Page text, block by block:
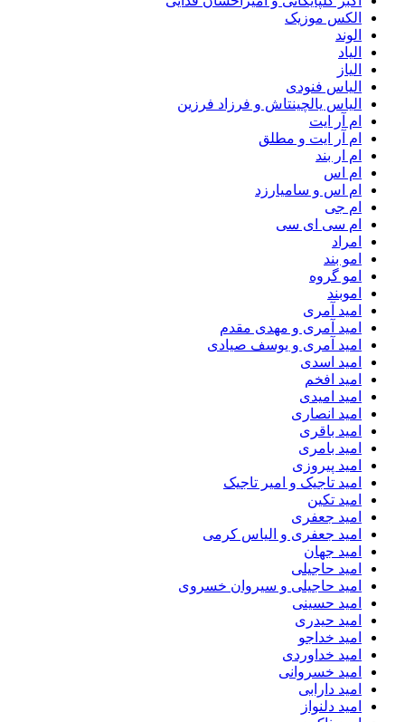
الکس موزیک
الوند
الیاد
الیاز
الیاس فنودی
الیاس یالچینتاش و فرزاد فرزین
ام آر ایت
ام آر ایت و مطلق
ام‌ ار بند
ام اس
ام اس و سامیارزد
ام جی
ام سی ای سی
امراد
امو بند
امو گروه
اموبند
امید آمری
امید آمری و مهدی مقدم
امید آمری و یوسف صیادی
امید اسدی
امید افخم
امید امیدی
امید انصاری
امید باقری
امید بامری
امید پیروزی
امید تاجیک و امیر تاجیک
امید تکین
امید جعفری
امید جعفری و الیاس کرمی
امید جهان
امید حاجیلی
امید حاجیلی و سیروان خسروی
امید حسینی
امید حیدری
امید خداجو
امید خداوردی
امید خسروانی
امید دارابی
امید دلنواز